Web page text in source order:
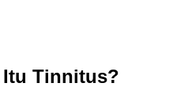
Itu Tinnitus?